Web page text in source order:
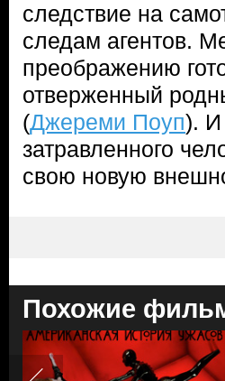
следствие на
следам агентов.
преображению
отверженный
(Джереми Поуп). И
затравленного
свою новую
Похожие